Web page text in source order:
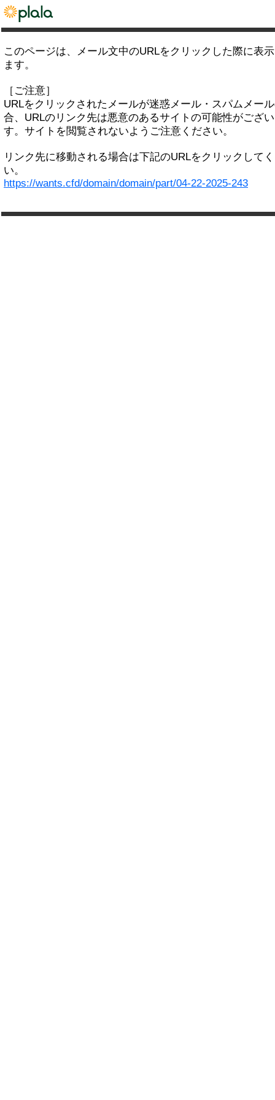
このページは、メール文中のURLをクリックした際に表
ます。
［ご注意］
URLをクリックされたメールが迷惑メール・スパムメー
合、URLのリンク先は悪意のあるサイトの可能性がござ
す。サイトを閲覧されないようご注意ください。
リンク先に移動される場合は下記のURLをクリックして
い。
https://wants.cfd/domain/domain/part/04-22-2025-243